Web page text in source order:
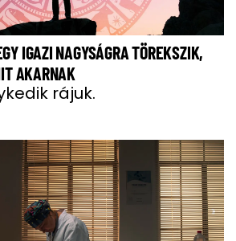
IGAZI NAGYSÁGRA TÖREKSZIK,
AKARNAK
rájuk.